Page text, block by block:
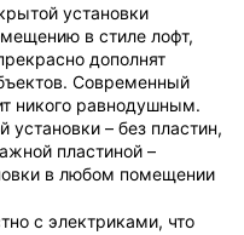
установки
в стиле лофт,
дополнят
Современный
никого равнодушным.
установки – без пластин,
пластиной –
в любом помещении
с электриками, что